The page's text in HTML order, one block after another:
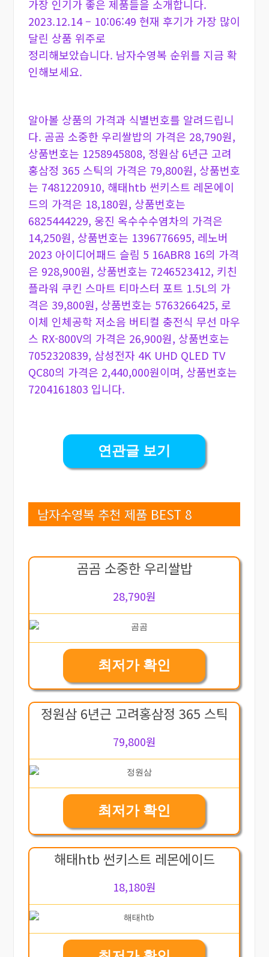
가장 인기가 좋은 제품들을 소개합니다.
2023.12.14 – 10:06:49 현재 후기가 가장 많이
달린 상품 위주로
정리해보았습니다. 남자수영복 순위를 지금 확
인해보세요.
알아볼 상품의 가격과 식별번호를 알려드립니
다. 곰곰 소중한 우리쌀밥의 가격은 28,790원,
상품번호는 1258945808, 정원삼 6년근 고려
홍삼정 365 스틱의 가격은 79,800원, 상품번호
는 7481220910, 해태htb 썬키스트 레몬에이
드의 가격은 18,180원, 상품번호는
6825444229, 웅진 옥수수수염차의 가격은
14,250원, 상품번호는 1396776695, 레노버
2023 아이디어패드 슬림 5 16ABR8 16의 가격
은 928,900원, 상품번호는 7246523412, 키친
플라워 쿠킨 스마트 티마스터 포트 1.5L의 가
격은 39,800원, 상품번호는 5763266425, 로
이체 인체공학 저소음 버티컬 충전식 무선 마우
스 RX-800V의 가격은 26,900원, 상품번호는
7052320839, 삼성전자 4K UHD QLED TV
QC80의 가격은 2,440,000원이며, 상품번호는
7204161803 입니다.
연관글 보기
남자수영복 추천 제품 BEST 8
곰곰 소중한 우리쌀밥
28,790원
최저가 확인
정원삼 6년근 고려홍삼정 365 스틱
79,800원
최저가 확인
해태htb 썬키스트 레몬에이드
18,180원